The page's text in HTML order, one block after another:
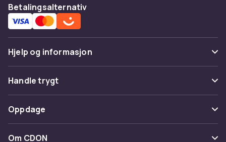
løsninger. Alle produkter er sertifiserte og
møter europeiske kvalitets- og
sikkerhetsstandarder.
Når du kjøper Elektriske komponentkontakter
hos CDON, får du tilgang til
spesifikasjoner, kundeanmeldelser og enkel
sammenligning av modeller. Vi tilbyr rask
levering og enkel retur.
Fordeler og bruksanvisning
Betalingsalternativ
Hjelp og informasjon
Vanlige spørsmål
Spor pakke
Angre & returner her
Kontakt oss
Handle trygt
Betaling
Levering
Oppdage
Kategorier
Om CDON